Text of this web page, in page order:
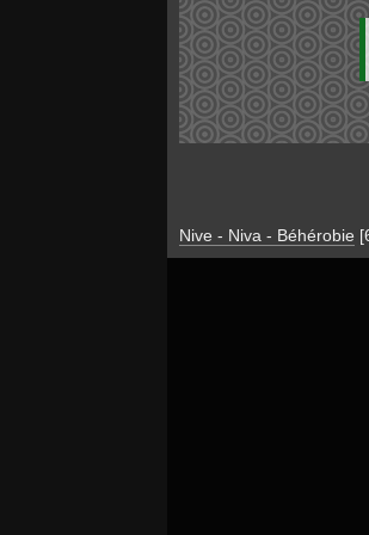
Nive - Niva - Béhérobie